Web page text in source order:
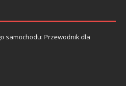
samochodu: Przewodnik dla